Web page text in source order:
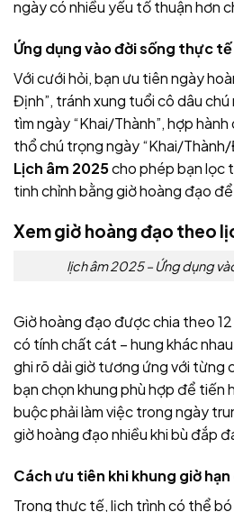
ngày có nhiều yếu tố thuận hơn
Ứng dụng vào đời sống thực tế
Với cưới hỏi, bạn ưu tiên ngày
Định”, tránh xung tuổi cô dâu
tìm ngày “Khai/Thành”, hợp
thổ chú trọng ngày “Khai/Thành/
Lịch âm 2025cho phép bạn lọc
tinh chỉnh bằng giờ hoàng đạo
Xem giờ hoàng đạo theo
lịch âm 2025 – Ứng dụng
Giờ hoàng đạo được chia theo
có tính chất cát – hung khác
ghi rõ dải giờ tương ứng với từng
bạn chọn khung phù hợp để tiến
buộc phải làm việc trong ngày
giờ hoàng đạo nhiều khi bù đắp
Cách ưu tiên khi khung giờ hạn
Trong thực tế, lịch trình có thể